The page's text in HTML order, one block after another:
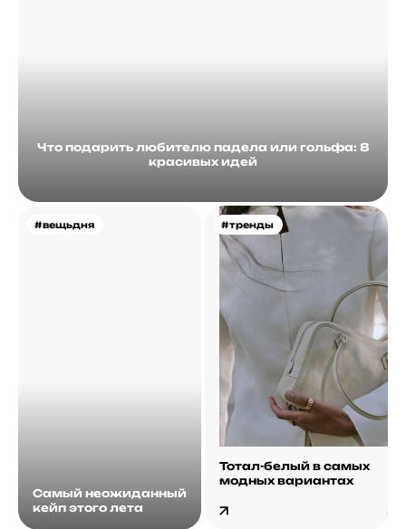
Что подарить любителю падела или гольфа: 8
красивых идей
#вещьдня
Самый неожиданный
кейп этого лета
#тренды
Тотал-белый в самых
модных вариантах